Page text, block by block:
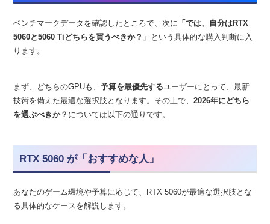
ベンチマークデータを確認したところで、次に 「では、自分はRTX
5060と5060 Tiどちらを買うべきか？」 という具体的な購入判断に入
ります。
まず、どちらのGPUも、 予算を最優先するユーザーにとって、最新
技術を備えた最適な選択肢となります。その上で、 2026年にどちら
を選ぶべきか？ については以下の通りです。
RTX 5060 が「おすすめな人」
あなたのゲーム環境や予算に応じて、RTX 5060が最適な選択肢とな
る具体的なケースを解説します。